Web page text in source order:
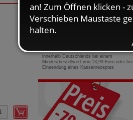
0800-10 11 422
gebührenfreie Rufnummer
innerhalb Deutschlands bei einem
Mindestbestellwert von 13,99 Euro oder bei
Einsendung eines Kassenrezeptes